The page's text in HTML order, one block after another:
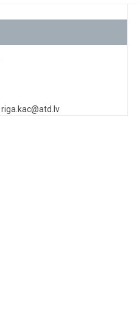
riga.kac@atd.lv